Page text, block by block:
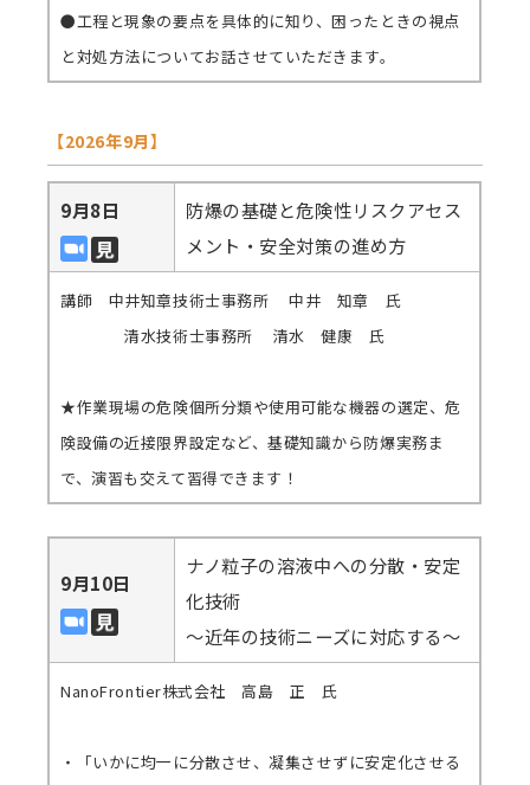
●工程と現象の要点を具体的に知り、困ったときの視点
と対処方法についてお話させていただきます。
【2026年9月】
9月8日
防爆の基礎と危険性リスクアセス
メント・安全対策の進め方
講師 中井知章技術士事務所 中井 知章 氏
清水技術士事務所 清水 健康 氏
★作業現場の危険個所分類や使用可能な機器の選定、危
険設備の近接限界設定など、基礎知識から防爆実務ま
で、演習も交えて習得できます！
9月10日
ナノ粒子の溶液中への分散・安定
化技術
～近年の技術ニーズに対応する～
NanoFrontier株式会社 高島 正 氏
・「いかに均一に分散させ、凝集させずに安定化させる